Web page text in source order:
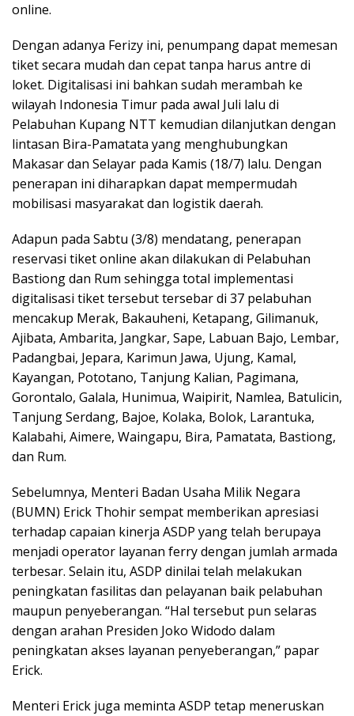
online.
Dengan adanya Ferizy ini, penumpang dapat memesan
tiket secara mudah dan cepat tanpa harus antre di
loket. Digitalisasi ini bahkan sudah merambah ke
wilayah Indonesia Timur pada awal Juli lalu di
Pelabuhan Kupang NTT kemudian dilanjutkan dengan
lintasan Bira-Pamatata yang menghubungkan
Makasar dan Selayar pada Kamis (18/7) lalu. Dengan
penerapan ini diharapkan dapat mempermudah
mobilisasi masyarakat dan logistik daerah.
Adapun pada Sabtu (3/8) mendatang, penerapan
reservasi tiket online akan dilakukan di Pelabuhan
Bastiong dan Rum sehingga total implementasi
digitalisasi tiket tersebut tersebar di 37 pelabuhan
mencakup Merak, Bakauheni, Ketapang, Gilimanuk,
Ajibata, Ambarita, Jangkar, Sape, Labuan Bajo, Lembar,
Padangbai, Jepara, Karimun Jawa, Ujung, Kamal,
Kayangan, Pototano, Tanjung Kalian, Pagimana,
Gorontalo, Galala, Hunimua, Waipirit, Namlea, Batulicin,
Tanjung Serdang, Bajoe, Kolaka, Bolok, Larantuka,
Kalabahi, Aimere, Waingapu, Bira, Pamatata, Bastiong,
dan Rum.
Sebelumnya, Menteri Badan Usaha Milik Negara
(BUMN) Erick Thohir sempat memberikan apresiasi
terhadap capaian kinerja ASDP yang telah berupaya
menjadi operator layanan ferry dengan jumlah armada
terbesar. Selain itu, ASDP dinilai telah melakukan
peningkatan fasilitas dan pelayanan baik pelabuhan
maupun penyeberangan. “Hal tersebut pun selaras
dengan arahan Presiden Joko Widodo dalam
peningkatan akses layanan penyeberangan,” papar
Erick.
Menteri Erick juga meminta ASDP tetap meneruskan